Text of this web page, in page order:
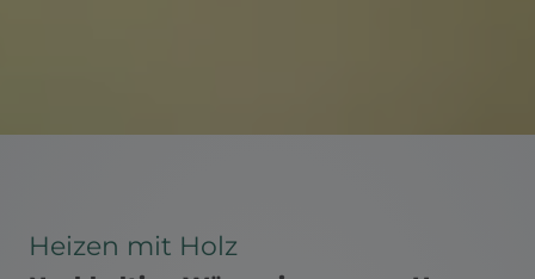
Heizen mit Holz